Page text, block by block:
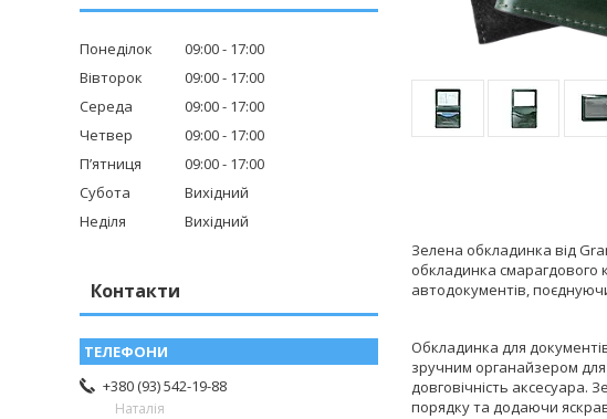
Зелена обкладинка від
обкладинка смарагдового
автодокументів,
Обкладинка для
зручним органайзером
довговічність аксесуара.
порядку та додаючи
Понеділок 09:00
17:00
Вівторок
09:00
17:00
Середа
09:00
17:00
Четвер
09:00
17:00
Пʼятниця
09:00
17:00
Субота
Вихідний
Неділя
Вихідний
Контакти
+380 (93) 542-19-88
Наталія